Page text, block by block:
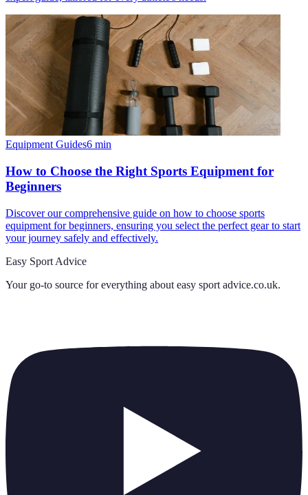
Equipment Guides6 min
How to Choose the Right Sports Equipment for
Beginners
Discover our comprehensive guide on how to choose sports
equipment for beginners, ensuring you select the perfect gear to start
your journey safely and effectively.
Easy Sport Advice
Your go-to source for everything about easy sport advice.co.uk.